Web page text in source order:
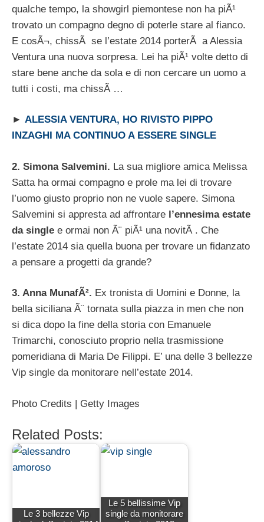
qualche tempo, la showgirl piemontese non ha piÃ¹
trovato un compagno degno di poterle stare al fianco.
E cosÃ¬, chissÃ se l’estate 2014 porterÃ a Alessia
Ventura una nuova sorpresa. Lei ha piÃ¹ volte detto di
stare bene anche da sola e di non cercare un uomo a
tutti i costi, ma chissÃ …
► ALESSIA VENTURA, HO RIVISTO PIPPO
INZAGHI MA CONTINUO A ESSERE SINGLE
2. Simona Salvemini. La sua migliore amica Melissa
Satta ha ormai compagno e prole ma lei di trovare
l’uomo giusto proprio non ne vuole sapere. Simona
Salvemini si appresta ad affrontare l’ennesima estate
da single e ormai non Ã¨ piÃ¹ una novitÃ . Che
l’estate 2014 sia quella buona per trovare un fidanzato
a pensare a progetti da grande?
3. Anna MunafÃ². Ex tronista di Uomini e Donne, la
bella siciliana Ã¨ tornata sulla piazza in men che non
si dica dopo la fine della storia con Emanuele
Trimarchi, conosciuto proprio nella trasmissione
pomeridiana di Maria De Filippi. E’ una delle 3 bellezze
Vip single da monitorare nell’estate 2014.
Photo Credits | Getty Images
Related Posts:
Le 3 bellezze Vip
Le 5 bellissime Vip
single da monitorare